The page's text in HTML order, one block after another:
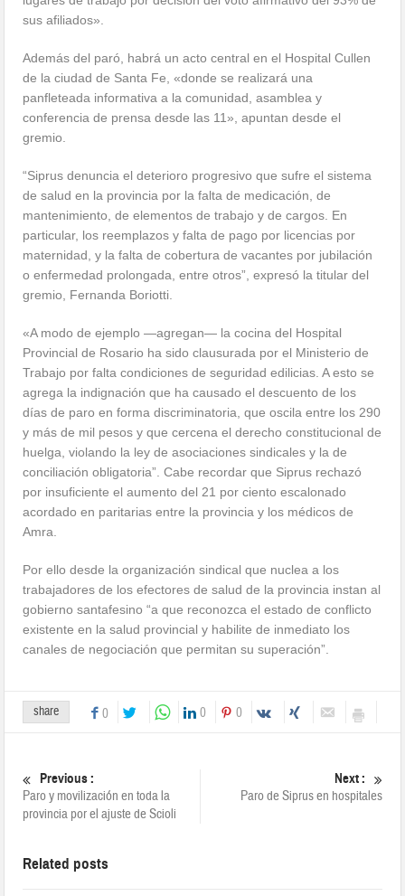
sus afiliados».
Además del paró, habrá un acto central en el Hospital Cullen
de la ciudad de Santa Fe, «donde se realizará una
panfleteada informativa a la comunidad, asamblea y
conferencia de prensa desde las 11», apuntan desde el
gremio.
“Siprus denuncia el deterioro progresivo que sufre el sistema
de salud en la provincia por la falta de medicación, de
mantenimiento, de elementos de trabajo y de cargos. En
particular, los reemplazos y falta de pago por licencias por
maternidad, y la falta de cobertura de vacantes por jubilación
o enfermedad prolongada, entre otros”, expresó la titular del
gremio, Fernanda Boriotti.
«A modo de ejemplo —agregan— la cocina del Hospital
Provincial de Rosario ha sido clausurada por el Ministerio de
Trabajo por falta condiciones de seguridad edilicias. A esto se
agrega la indignación que ha causado el descuento de los
días de paro en forma discriminatoria, que oscila entre los 290
y más de mil pesos y que cercena el derecho constitucional de
huelga, violando la ley de asociaciones sindicales y la de
conciliación obligatoria”. Cabe recordar que Siprus rechazó
por insuficiente el aumento del 21 por ciento escalonado
acordado en paritarias entre la provincia y los médicos de
Amra.
Por ello desde la organización sindical que nuclea a los
trabajadores de los efectores de salud de la provincia instan al
gobierno santafesino “a que reconozca el estado de conflicto
existente en la salud provincial y habilite de inmediato los
canales de negociación que permitan su superación”.
share 0 0 0
Previous :
Paro y movilización en toda la
provincia por el ajuste de Scioli
Next :
Paro de Siprus en hospitales
Related posts